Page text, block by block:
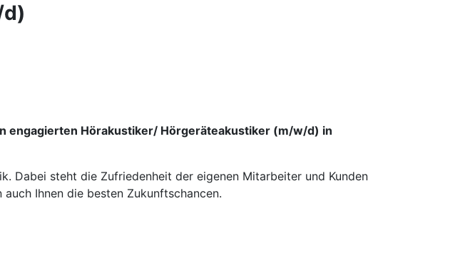
engagierten Hörakustiker/ Hörgeräteakustiker (m/w/d) in
Dabei steht die Zufriedenheit der eigenen Mitarbeiter und Kunden
Ihnen die besten Zukunftschancen.